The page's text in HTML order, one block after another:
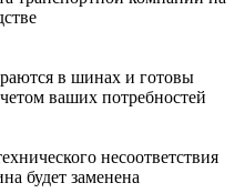
в шинах и готовы
ваших потребностей
несоответствия
будет заменена